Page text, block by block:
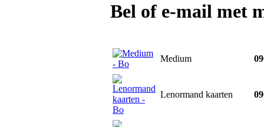
Bel of e-mail met
Medium
Lenormand kaarten